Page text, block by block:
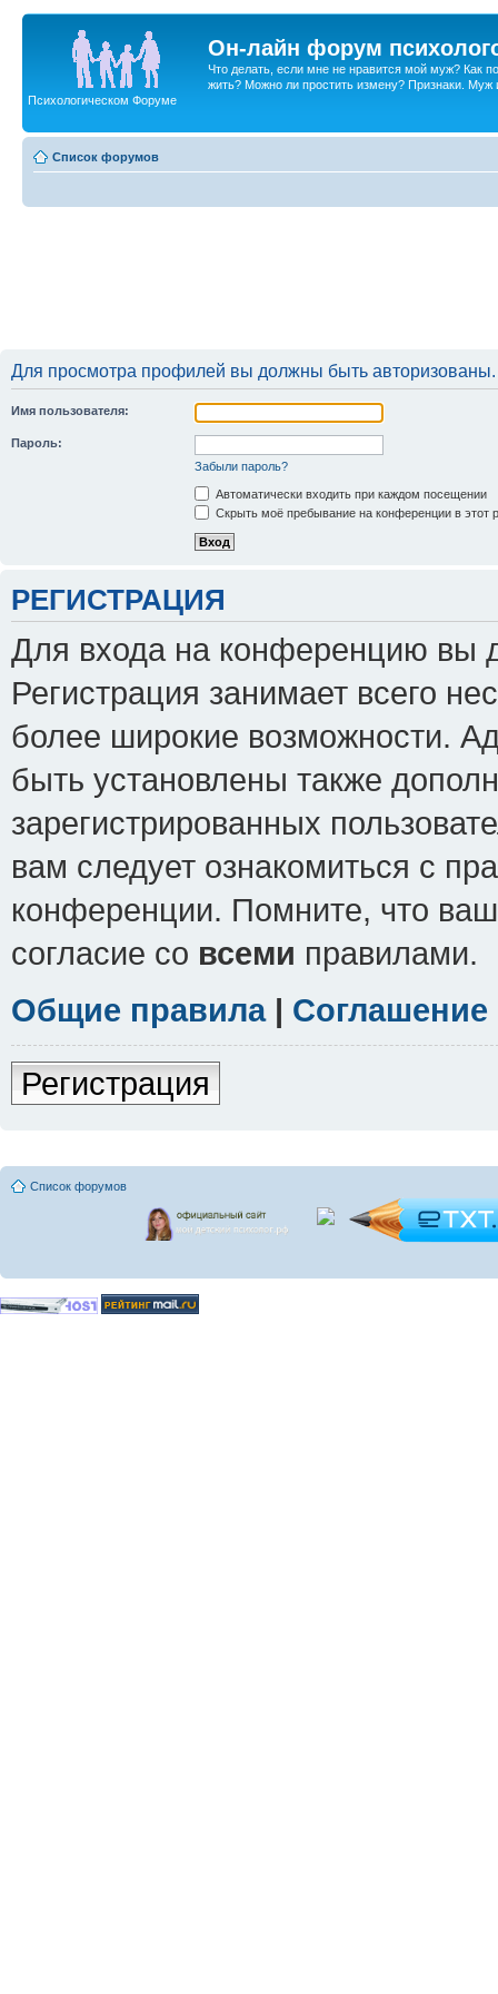
Он-лайн форум
Что делать, если мне не нравится мой муж? Как
жить? Можно ли простить измену? Признаки. Муж
Психологическом Форуме
Список форумов
Для просмотра профилей вы должны быть авторизованы.
Имя пользователя:
Пароль:
Забыли пароль?
Автоматически входить при каждом посещении
Скрыть моё пребывание на конференции в этот
РЕГИСТРАЦИЯ
Для входа на конференцию вы
Регистрация занимает всего
более широкие возможности.
быть установлены также
зарегистрированных
вам следует ознакомиться с
конференции. Помните, что
согласие со всеми правилами.
Общие правила|
Регистрация
Список форумов